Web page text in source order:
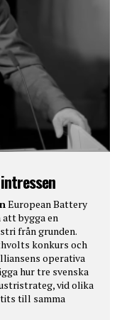
European Battery
bygga en
från grunden.
konkurs och
operativa
hur tre svenska
vid olika
till samma